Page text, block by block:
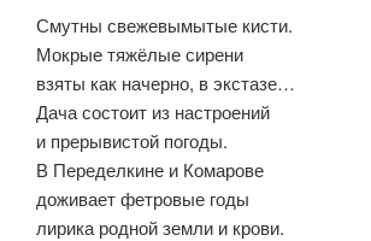
Смутны свежевымытые кисти.
Мокрые тяжёлые сирени
взяты как начерно, в экстазе…
Дача состоит из настроений
и прерывистой погоды.
В Переделкине и Комарове
доживает фетровые годы
лирика родной земли и крови.